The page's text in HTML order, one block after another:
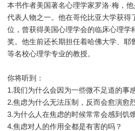
本书作者美国著名心理学家罗洛·梅，
代表人物之一。他在哥伦比亚大学获得
位，曾获得美国心理学会的临床心理学
奖。他生前还长期担任着哈佛大学、耶
等名校心理学专业的教授。
你将听到：
1.我们为什么会因为一些微不足道的事
2.焦虑为什么无法压制，反而会愈演愈
3.为什么人在焦虑的时候常常会感到饥
4.焦虑对人的作用全都是有害的吗？